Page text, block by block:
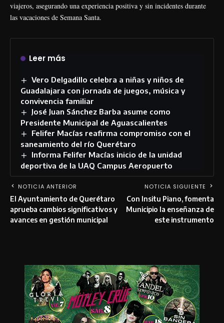
viajeros, asegurando una experiencia positiva y sin incidentes durante
las vacaciones de Semana Santa.
Leer más
Vero Delgadillo celebra a niñas y niños de
Guadalajara con jornada de juegos, música y
convivencia familiar
José Juan Sánchez Barba asume como
Presidente Municipal de Aguascalientes
Felifer Macías reafirma compromiso con el
saneamiento del río Querétaro
Informa Felifer Macías inicio de la unidad
deportiva de la UAQ Campus Aeropuerto
NOTICIA ANTERIOR
El Ayuntamiento de Querétaro
aprueba cambios significativos y
avances en gestión municipal
NOTICIA SIGUIENTE
Con Insitu Piano, fomenta
Municipio la enseñanza de
este instrumento